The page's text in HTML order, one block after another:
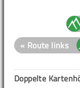
« Route links
Doppelte